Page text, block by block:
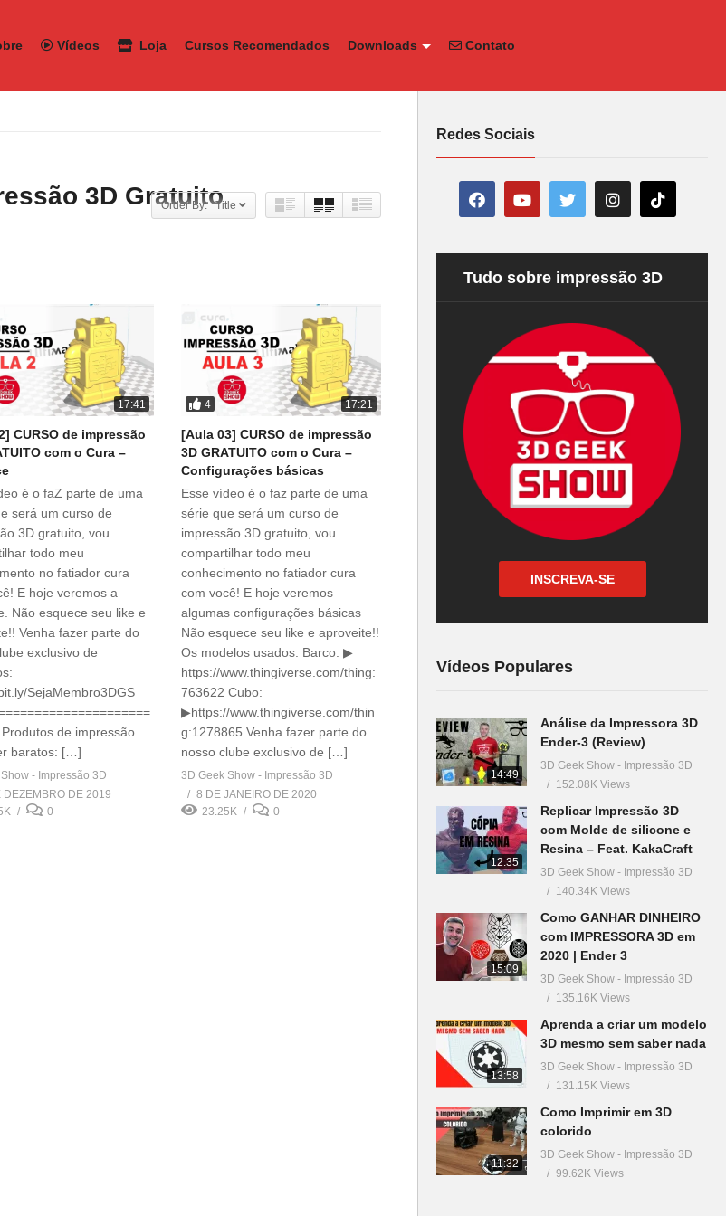
Vídeos Loja Cursos Recomendados Downloads Contato
3D Gratuito
Order By: Title
17:41
CURSO de impressão
com o Cura –
é o faZ parte de uma
será um curso de
3D gratuito, vou
todo meu
no fatiador cura
E hoje veremos a
Não esquece seu like e
Venha fazer parte do
exclusivo de
SejaMembro3DGS
de impressão
baratos: […]
- Impressão 3D
DEZEMBRO DE 2019
0
4 17:21
[Aula 03] CURSO de impressão
3D GRATUITO com o Cura –
Configurações básicas
Esse vídeo é o faz parte de uma
série que será um curso de
impressão 3D gratuito, vou
compartilhar todo meu
conhecimento no fatiador cura
com você! E hoje veremos
algumas configurações básicas
Não esquece seu like e aproveite!!
Os modelos usados: Barco: ▶
https://www.thingiverse.com/thing:
763622 Cubo:
▶https://www.thingiverse.com/thin
g:1278865 Venha fazer parte do
nosso clube exclusivo de […]
3D Geek Show - Impressão 3D
8 DE JANEIRO DE 2020
23.25K
0
Redes Sociais
Tudo sobre impressão 3D
INSCREVA-SE
Vídeos Populares
14:49
Análise da Impressora 3D
Ender-3 (Review)
3D Geek Show - Impressão 3D
152.08K Views
12:35
Replicar Impressão 3D
com Molde de silicone e
Resina – Feat. KakaCraft
3D Geek Show - Impressão 3D
140.34K Views
15:09
Como GANHAR DINHEIRO
com IMPRESSORA 3D em
2020 | Ender 3
3D Geek Show - Impressão 3D
135.16K Views
13:58
Aprenda a criar um modelo
3D mesmo sem saber nada
3D Geek Show - Impressão 3D
131.15K Views
11:32
Como Imprimir em 3D
colorido
3D Geek Show - Impressão 3D
99.62K Views